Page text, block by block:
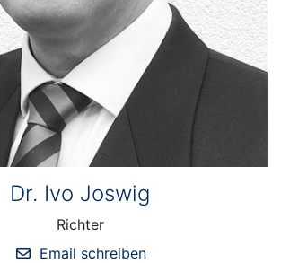
Dr. Ivo Joswig
Richter
Email schreiben